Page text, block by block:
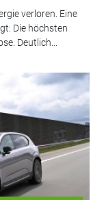
verloren. Eine
Die höchsten
Deutlich...